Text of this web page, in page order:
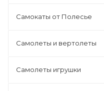
Самокаты от Полесье
Самолеты и вертолеты
Самолеты игрушки